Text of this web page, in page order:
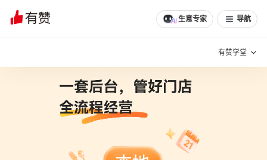
生意专家 导航
有赞学堂
增长方法
有赞专家说